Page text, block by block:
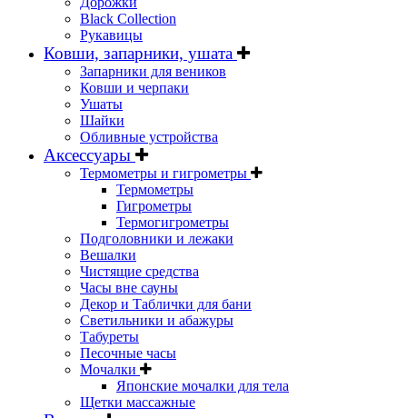
Black Collection
Рукавицы
Ковши, запарники, ушата
Запарники для веников
Ковши и черпаки
Ушаты
Шайки
Обливные устройства
Аксессуары
Термометры и гигрометры
Термометры
Гигрометры
Термогигрометры
Подголовники и лежаки
Вешалки
Чистящие средства
Часы вне сауны
Декор и Таблички для бани
Светильники и абажуры
Табуреты
Песочные часы
Мочалки
Японские мочалки для тела
Щетки массажные